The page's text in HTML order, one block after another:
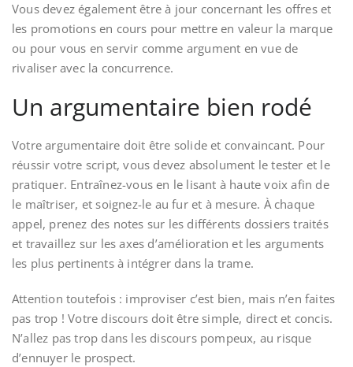
Vous devez également être à jour concernant les offres et
les promotions en cours pour mettre en valeur la marque
ou pour vous en servir comme argument en vue de
rivaliser avec la concurrence.
Un argumentaire bien rodé
Votre argumentaire doit être solide et convaincant. Pour
réussir votre script, vous devez absolument le tester et le
pratiquer. Entraînez-vous en le lisant à haute voix afin de
le maîtriser, et soignez-le au fur et à mesure. À chaque
appel, prenez des notes sur les différents dossiers traités
et travaillez sur les axes d’amélioration et les arguments
les plus pertinents à intégrer dans la trame.
Attention toutefois : improviser c’est bien, mais n’en faites
pas trop ! Votre discours doit être simple, direct et concis.
N’allez pas trop dans les discours pompeux, au risque
d’ennuyer le prospect.